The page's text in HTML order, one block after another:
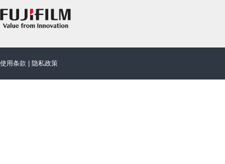
使用条款 隐私政策